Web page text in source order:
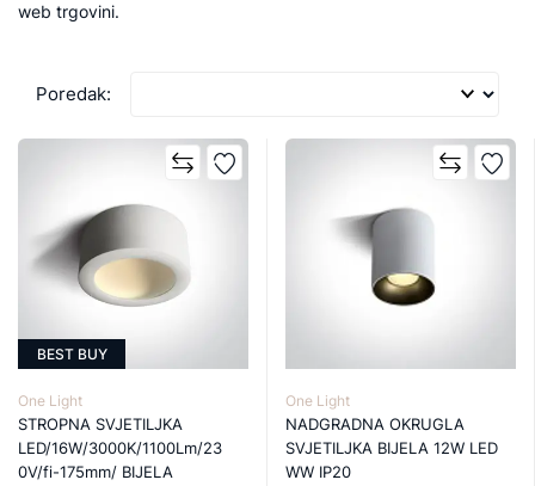
web trgovini.
Poredak:
BEST BUY
One Light
STROPNA SVJETILJKA
LED/16W/3000K/1100Lm/23
0V/fi-175mm/ BIJELA
One Light
NADGRADNA OKRUGLA
SVJETILJKA BIJELA 12W LED
WW IP20